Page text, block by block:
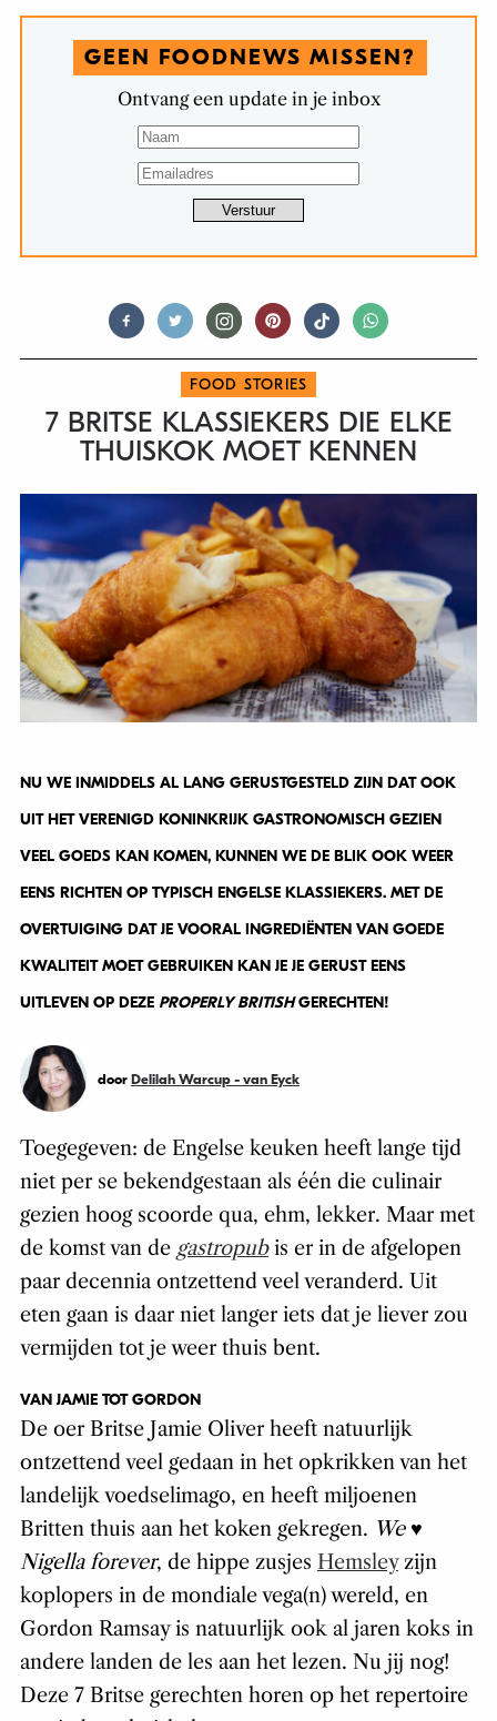
GEEN FOODNEWS MISSEN?
Ontvang een update in je inbox
FOOD STORIES
7 BRITSE KLASSIEKERS DIE ELKE
THUISKOK MOET KENNEN
NU WE INMIDDELS AL LANG GERUSTGESTELD ZIJN DAT OOK
UIT HET VERENIGD KONINKRIJK GASTRONOMISCH GEZIEN
VEEL GOEDS KAN KOMEN, KUNNEN WE DE BLIK OOK WEER
EENS RICHTEN OP TYPISCH ENGELSE KLASSIEKERS. MET DE
OVERTUIGING DAT JE VOORAL INGREDIËNTEN VAN GOEDE
KWALITEIT MOET GEBRUIKEN KAN JE JE GERUST EENS
UITLEVEN OP DEZE PROPERLY BRITISHGERECHTEN!
door Delilah Warcup - van Eyck
Toegegeven: de Engelse keuken heeft lange tijd
niet per se bekendgestaan als één die culinair
gezien hoog scoorde qua, ehm, lekker. Maar met
de komst van de gastropubis er in de afgelopen
paar decennia ontzettend veel veranderd. Uit
eten gaan is daar niet langer iets dat je liever zou
vermijden tot je weer thuis bent.
VAN JAMIE TOT GORDON
De oer Britse Jamie Oliver heeft natuurlijk
ontzettend veel gedaan in het opkrikken van het
landelijk voedselimago, en heeft miljoenen
Britten thuis aan het koken gekregen. We ♥
Nigella forever, de hippe zusjes Hemsleyzijn
koplopers in de mondiale vega(n) wereld, en
Gordon Ramsay is natuurlijk ook al jaren koks in
andere landen de les aan het lezen. Nu jij nog!
Deze 7 Britse gerechten horen op het repertoire